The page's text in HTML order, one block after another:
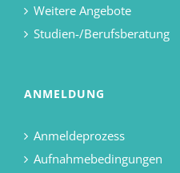
Weitere Angebote
Studien-/Berufsberatung
ANMELDUNG
Anmeldeprozess
Aufnahmebedingungen